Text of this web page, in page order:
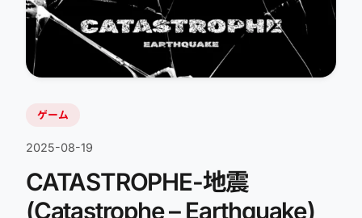
ゲーム
2025-08-19
CATASTROPHE-地震
(Catastrophe – Earthquake)